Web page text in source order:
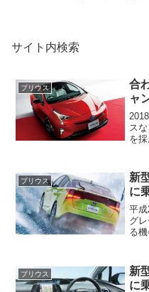
サイト内検索
プリウス
合
ャ
ス
を
プリウス
新
に
平
グ
る
プリウス
新
に